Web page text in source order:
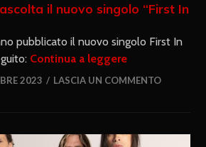
il nuovo singolo “First In
pubblicato il nuovo singolo First In
Continua a leggere
2023 LASCIA UN COMMENTO